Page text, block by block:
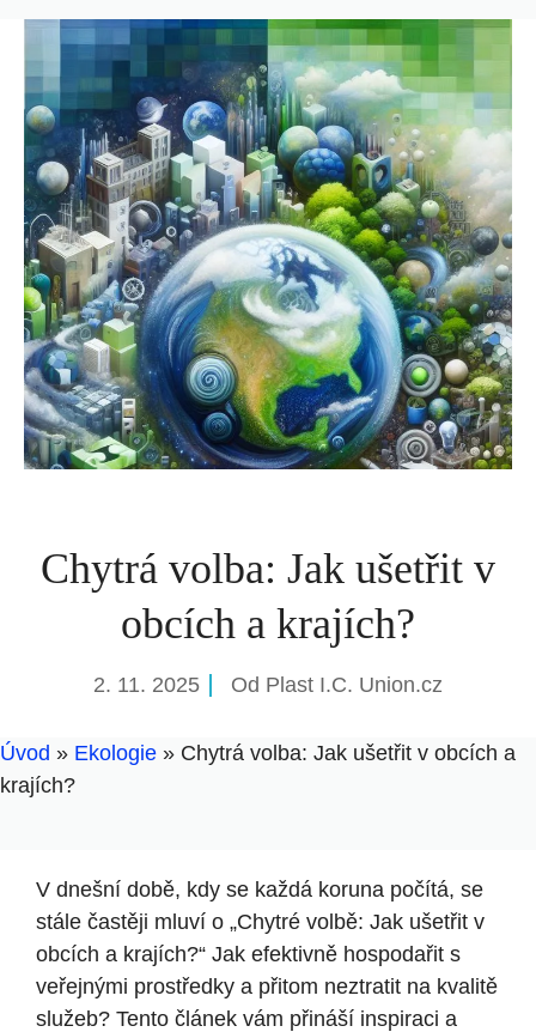
Chytrá volba: Jak ušetřit v
obcích a krajích?
2. 11. 2025 Od Plast I.C. Union.cz
Úvod » Ekologie » Chytrá volba: Jak ušetřit v obcích a
krajích?
V dnešní době, kdy se každá koruna ⁤počítá, se
stále častěji mluví ‌o „Chytré volbě: Jak ušetřit v
obcích a krajích?“ Jak efektivně hospodařit ⁤s
veřejnými prostředky ‌a přitom neztratit na kvalitě
služeb? Tento článek vám přináší inspiraci a